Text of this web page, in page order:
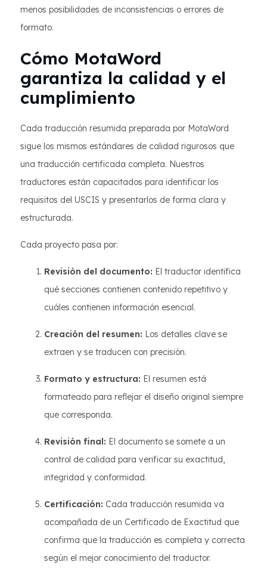
menos posibilidades de inconsistencias o errores de
formato.
Cómo MotaWord
garantiza la calidad y el
cumplimiento
Cada traducción resumida preparada por MotaWord
sigue los mismos estándares de calidad rigurosos que
una traducción certificada completa. Nuestros
traductores están capacitados para identificar los
requisitos del USCIS y presentarlos de forma clara y
estructurada.
Cada proyecto pasa por:
Revisión del documento: El traductor identifica
qué secciones contienen contenido repetitivo y
cuáles contienen información esencial.
Creación del resumen: Los detalles clave se
extraen y se traducen con precisión.
Formato y estructura: El resumen está
formateado para reflejar el diseño original siempre
que corresponda.
Revisión final: El documento se somete a un
control de calidad para verificar su exactitud,
integridad y conformidad.
Certificación: Cada traducción resumida va
acompañada de un Certificado de Exactitud que
confirma que la traducción es completa y correcta
según el mejor conocimiento del traductor.